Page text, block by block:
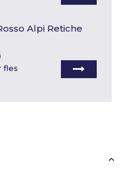
Alpi Retiche
fles